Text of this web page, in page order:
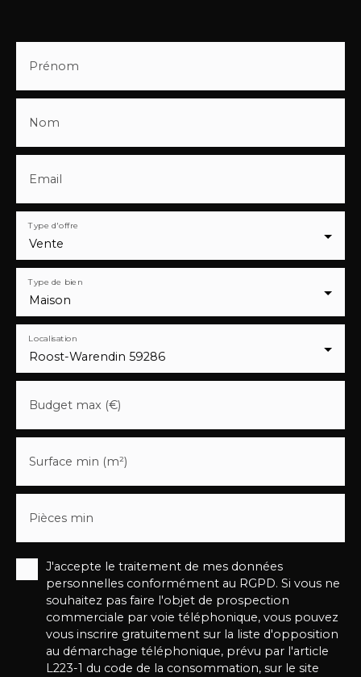
Prénom
Nom
Email
Vente
Type d'offre
Maison
Type de bien
Roost-Warendin 59286
Localisation
Budget max (€)
Surface min (m²)
Pièces min
J'accepte le traitement de mes données
personnelles conformément au RGPD. Si vous ne
souhaitez pas faire l'objet de prospection
commerciale par voie téléphonique, vous pouvez
vous inscrire gratuitement sur la liste d'opposition
au démarchage téléphonique, prévu par l'article
L223-1 du code de la consommation, sur le site